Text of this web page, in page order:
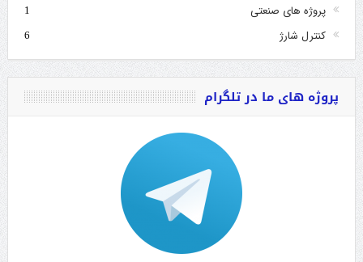
پروژه های صنعتی 1
کنترل شارژ 6
پروژه های ما در تلگرام